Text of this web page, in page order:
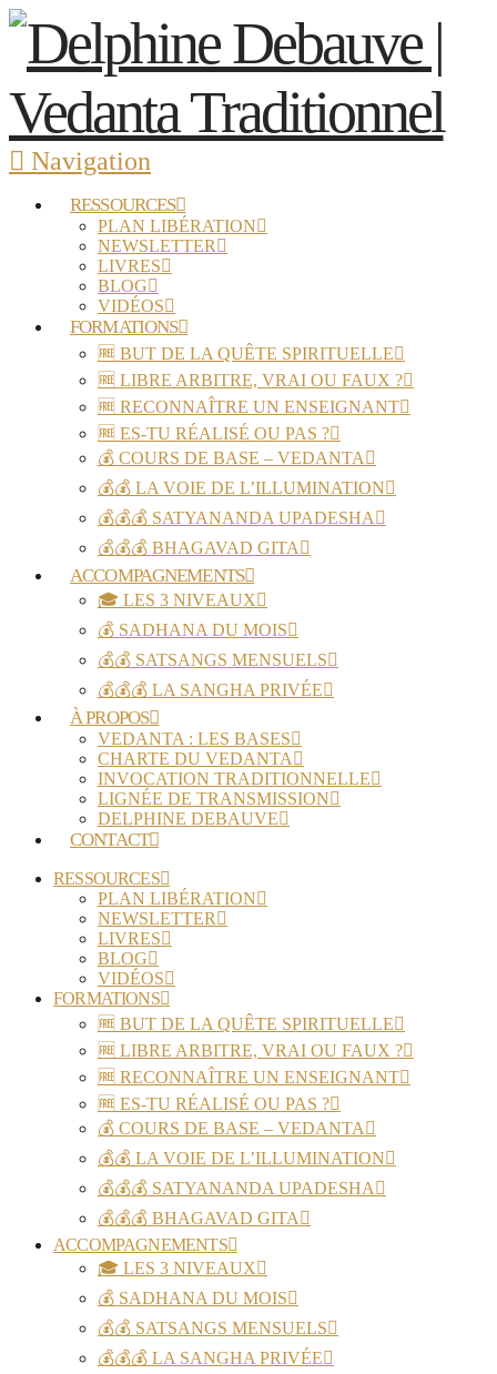
Navigation
RESSOURCES
PLAN LIBÉRATION
NEWSLETTER
LIVRES
BLOG
VIDÉOS
FORMATIONS
🆓 BUT DE LA QUÊTE SPIRITUELLE
🆓 LIBRE ARBITRE, VRAI OU FAUX ?
🆓 RECONNAÎTRE UN ENSEIGNANT
🆓 ES-TU RÉALISÉ OU PAS ?
💰 COURS DE BASE – VEDANTA
💰💰 LA VOIE DE L’ILLUMINATION
💰💰💰 SATYANANDA UPADESHA
💰💰💰 BHAGAVAD GITA
ACCOMPAGNEMENTS
🎓 LES 3 NIVEAUX
💰 SADHANA DU MOIS
💰💰 SATSANGS MENSUELS
💰💰💰 LA SANGHA PRIVÉE
À PROPOS
VEDANTA : LES BASES
CHARTE DU VEDANTA
INVOCATION TRADITIONNELLE
LIGNÉE DE TRANSMISSION
DELPHINE DEBAUVE
CONTACT
RESSOURCES
PLAN LIBÉRATION
NEWSLETTER
LIVRES
BLOG
VIDÉOS
FORMATIONS
🆓 BUT DE LA QUÊTE SPIRITUELLE
🆓 LIBRE ARBITRE, VRAI OU FAUX ?
🆓 RECONNAÎTRE UN ENSEIGNANT
🆓 ES-TU RÉALISÉ OU PAS ?
💰 COURS DE BASE – VEDANTA
💰💰 LA VOIE DE L’ILLUMINATION
💰💰💰 SATYANANDA UPADESHA
💰💰💰 BHAGAVAD GITA
ACCOMPAGNEMENTS
🎓 LES 3 NIVEAUX
💰 SADHANA DU MOIS
💰💰 SATSANGS MENSUELS
💰💰💰 LA SANGHA PRIVÉE